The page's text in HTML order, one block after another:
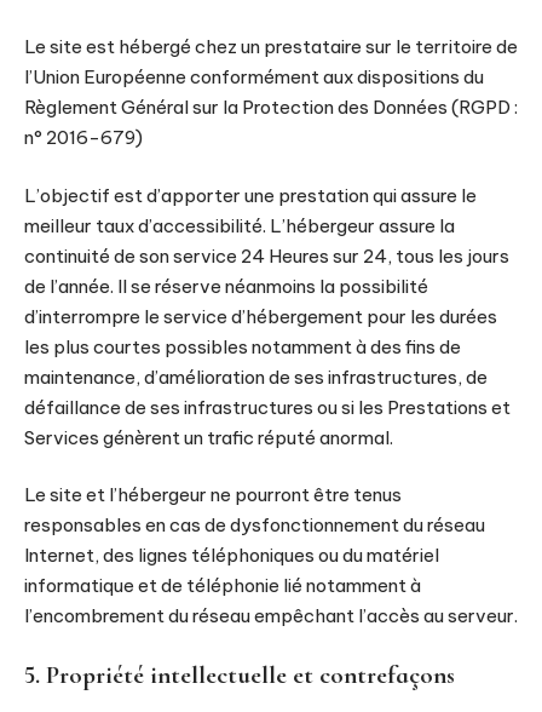
Le site est hébergé chez un prestataire sur le territoire de
l’Union Européenne conformément aux dispositions du
Règlement Général sur la Protection des Données (RGPD :
n° 2016-679)
L’objectif est d’apporter une prestation qui assure le
meilleur taux d’accessibilité. L’hébergeur assure la
continuité de son service 24 Heures sur 24, tous les jours
de l’année. Il se réserve néanmoins la possibilité
d’interrompre le service d’hébergement pour les durées
les plus courtes possibles notamment à des fins de
maintenance, d’amélioration de ses infrastructures, de
défaillance de ses infrastructures ou si les Prestations et
Services génèrent un trafic réputé anormal.
Le site et l’hébergeur ne pourront être tenus
responsables en cas de dysfonctionnement du réseau
Internet, des lignes téléphoniques ou du matériel
informatique et de téléphonie lié notamment à
l’encombrement du réseau empêchant l’accès au serveur.
5. Propriété intellectuelle et contrefaçons